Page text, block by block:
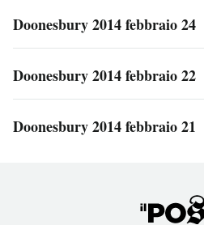
Doonesbury 2014 febbraio 24
Doonesbury 2014 febbraio 22
Doonesbury 2014 febbraio 21